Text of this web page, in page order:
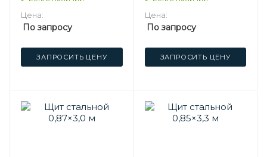
Цена:
По запросу
ЗАПРОСИТЬ ЦЕНУ
Цена:
По запросу
ЗАПРОСИТЬ ЦЕНУ